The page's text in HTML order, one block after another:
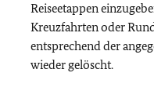
Reiseetappen
Kreuzfahrten oder
entsprechend der
wieder gelöscht.